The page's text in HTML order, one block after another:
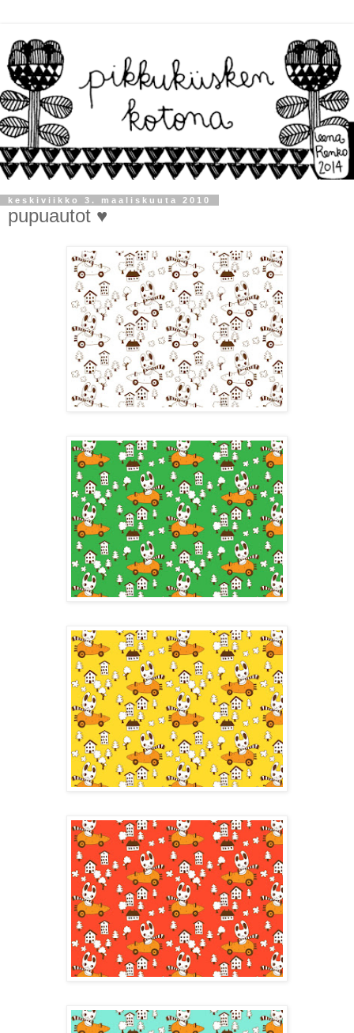
keskiviikko 3. maaliskuuta 2010
pupuautot ♥